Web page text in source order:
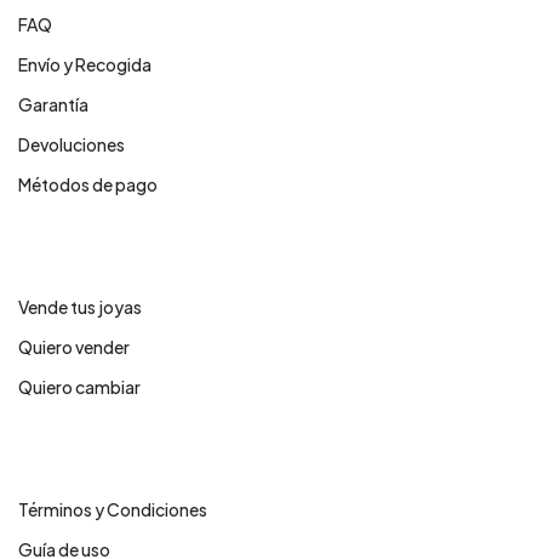
FAQ
Envío y Recogida
Garantía
Devoluciones
Métodos de pago
Vende tus joyas
Quiero vender
Quiero cambiar
Términos y Condiciones
Guía de uso